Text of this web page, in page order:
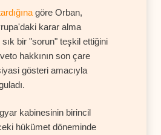
göre Orban,
karar alma
bir "sorun" teşkil ettiğini
hakkının son çare
gösteri amacıyla
kabinesinin birincil
hükümet döneminde